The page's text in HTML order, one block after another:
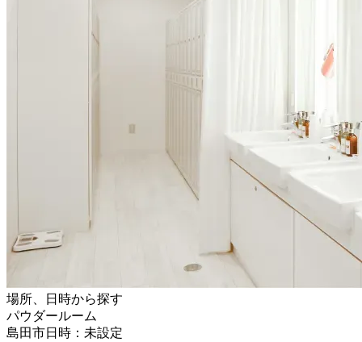
場所、日時から探す
パウダールーム
島田市日時：未設定